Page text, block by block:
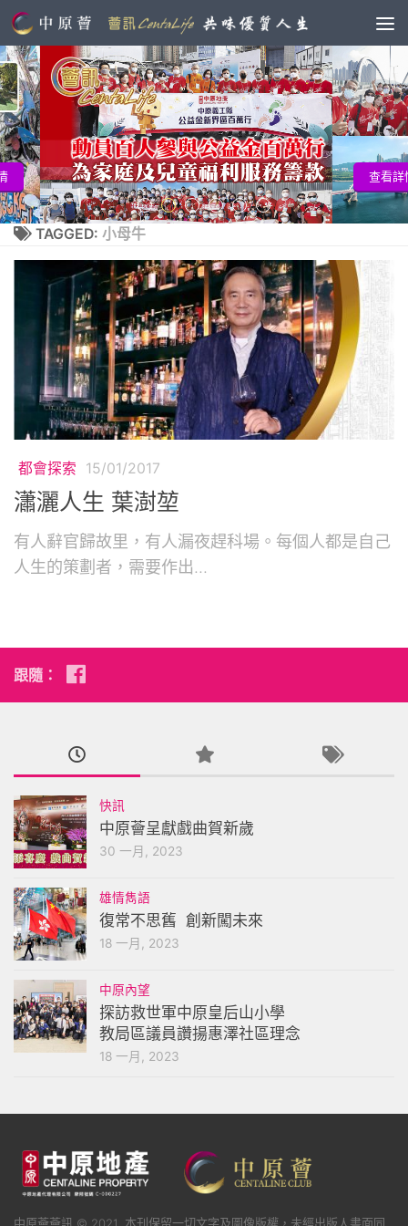
查看詳情
TAGGED: 小母牛
都會探索 15/01/2017
瀟灑人生 葉澍堃
有人辭官歸故里，有人漏夜趕科場。每個人都是自己
人生的策劃者，需要作出...
跟隨：
快訊
中原薈呈獻戲曲賀新歲
30 一月, 2023
雄情雋語
復常不思舊 創新闖未來
18 一月, 2023
中原內望
探訪救世軍中原皇后山小學
教局區議員讚揚惠澤社區理念
18 一月, 2023